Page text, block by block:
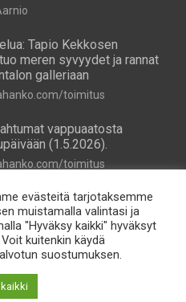
Tapio Kekkosen
meren syvyydet ja rannat
galleriaan
toimitus
vappuaatosta
(1.5.2026).
toimitus
p. 044 544 64 25
evästeitä tarjotaksemme
muistamalla valintasi ja
"Hyväksy kaikki" hyväksyt
kuitenkin käydä
suostumuksen.